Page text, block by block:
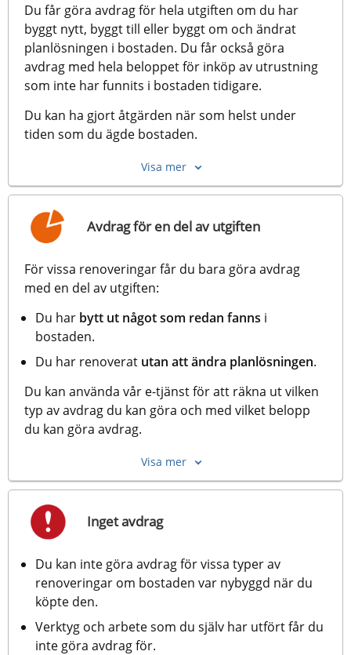
Du får göra avdrag för hela utgiften om du har
byggt nytt, byggt till eller byggt om och ändrat
planlösningen i bostaden. Du får också göra
avdrag med hela beloppet för inköp av utrustning
som inte har funnits i bostaden tidigare.
Du kan ha gjort åtgärden när som helst under
tiden som du ägde bostaden.
Visa mer
Avdrag för en del av utgiften
För vissa renoveringar får du bara göra avdrag
med en del av utgiften:
Du har bytt ut något som redan fanns i
bostaden.
Du har renoverat utan att ändra planlösningen.
Du kan använda vår e-tjänst för att räkna ut vilken
typ av avdrag du kan göra och med vilket belopp
du kan göra avdrag.
Visa mer
Inget avdrag
Du kan inte göra avdrag för vissa typer av
renoveringar om bostaden var nybyggd när du
köpte den.
Verktyg och arbete som du själv har utfört får du
inte göra avdrag för.